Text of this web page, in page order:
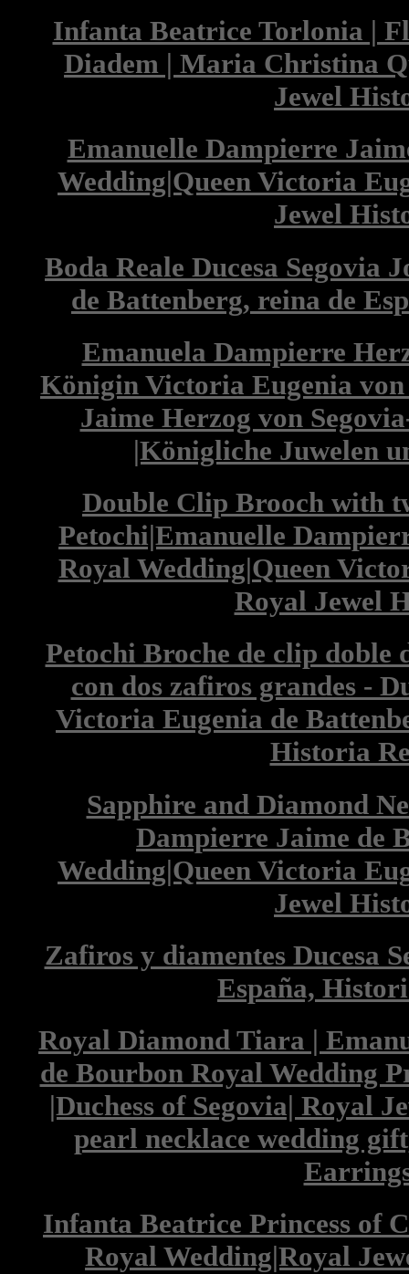
Infanta Beatrice Torlonia |
Diadem | Maria Christina
Jewel
Emanuelle Dampierre
Wedding|Queen Victoria
Jewel
Boda Reale Ducesa Segovia
de Battenberg, reina de
Emanuela Dampierre
Königin Victoria Eugenia
Jaime Herzog von
|Königliche Juwelen
Double Clip Brooch with
Petochi|Emanuelle
Royal Wedding|Queen
Royal Jewel
Petochi Broche de clip doble
con dos zafiros grandes -
Victoria Eugenia de
Historia
Sapphire and Diamond
Dampierre Jaime de
Wedding|Queen Victoria
Jewel
Zafiros y diamentes Ducesa
España,
Royal Diamond Tiara |
de Bourbon Royal Wedding
|Duchess of Segovia| Royal
pearl necklace wedding
Infanta Beatrice Princess of
Royal Wedding|Royal